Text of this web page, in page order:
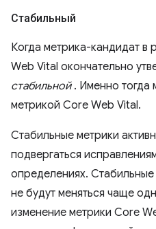
Стабильный
Когда метрика-кандидат в
Web Vital окончательно
стабильной. Именно тогда
метрикой Core Web Vital.
Стабильные метрики
подвергаться
определениях.
не будут меняться чаще
изменение метрики Core